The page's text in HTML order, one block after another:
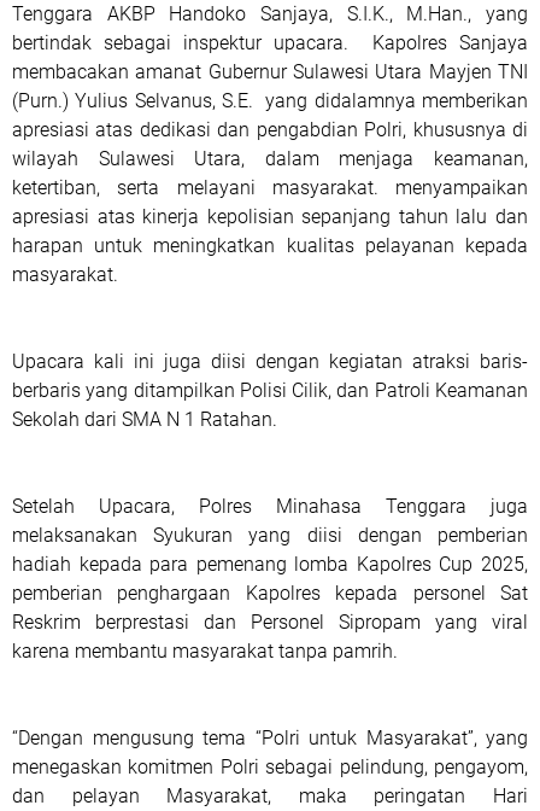
Tenggara AKBP Handoko Sanjaya, S.I.K., M.Han., yang
bertindak sebagai inspektur upacara.
Kapolres Sanjaya
membacakan amanat Gubernur Sulawesi Utara Mayjen TNI
(Purn.) Yulius Selvanus, S.E.
yang didalamnya memberikan
apresiasi atas dedikasi dan pengabdian Polri, khususnya di
wilayah Sulawesi Utara, dalam menjaga keamanan,
ketertiban, serta melayani masyarakat. menyampaikan
apresiasi atas kinerja kepolisian sepanjang tahun lalu dan
harapan untuk meningkatkan kualitas pelayanan kepada
masyarakat.
Upacara kali ini juga diisi dengan kegiatan atraksi baris-
berbaris yang ditampilkan Polisi Cilik, dan Patroli Keamanan
Sekolah dari SMA N 1 Ratahan.
Setelah Upacara, Polres Minahasa Tenggara juga
melaksanakan Syukuran yang diisi dengan pemberian
hadiah kepada para pemenang lomba Kapolres Cup 2025,
pemberian penghargaan Kapolres kepada personel Sat
Reskrim berprestasi dan Personel Sipropam yang viral
karena membantu masyarakat tanpa pamrih.
“Dengan mengusung tema “Polri untuk Masyarakat”, yang
menegaskan komitmen Polri sebagai pelindung, pengayom,
dan pelayan Masyarakat, maka peringatan Hari